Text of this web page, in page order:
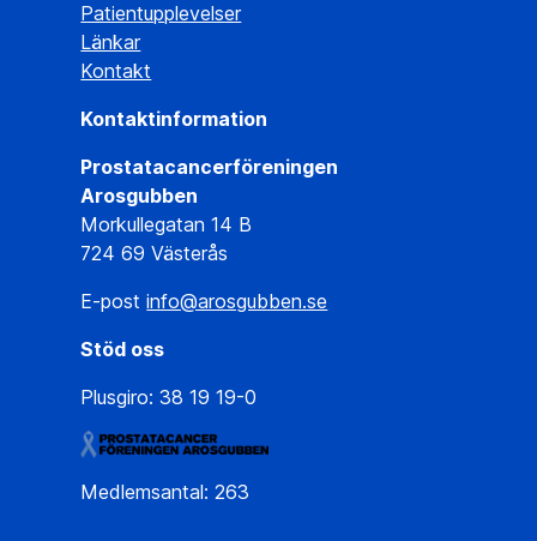
Patientupplevelser
Länkar
Kontakt
Kontaktinformation
Prostatacancerföreningen
Arosgubben
Morkullegatan 14 B
724 69 Västerås
E-postinfo@arosgubben.se
Stöd oss
Plusgiro: 38 19 19-0
Medlemsantal: 263